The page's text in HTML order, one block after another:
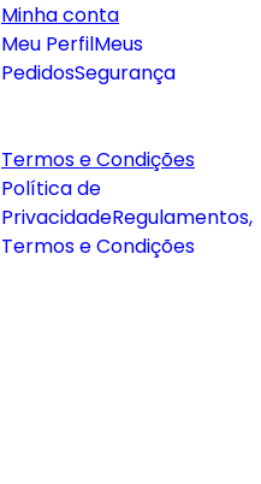
Minha conta
Meu PerfilMeus
PedidosSegurança
Termos e Condições
Política de
PrivacidadeRegulamentos,
Termos e Condições